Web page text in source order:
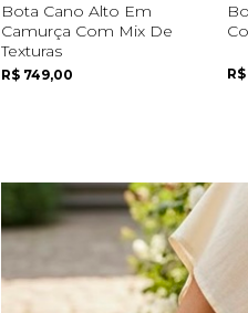
Bota Cano Alto Em
Camurça Com Mix De
Texturas
R$ 749,00